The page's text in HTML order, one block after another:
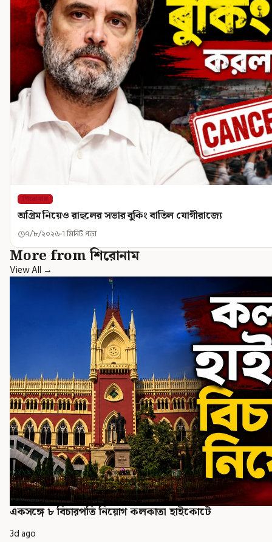
শিরোনাম
অগ্রিম নিয়েও রাহুলের সভার বুকিং বাতিল যোগীরাজ্যে
৭/৮/২০২৬ 1 মিনিট পড়া
More from শিরোনাম
View All →
একসঙ্গে ৮ বিচারপতি নিয়োগ কলকাতা হাইকোর্টে
3d ago